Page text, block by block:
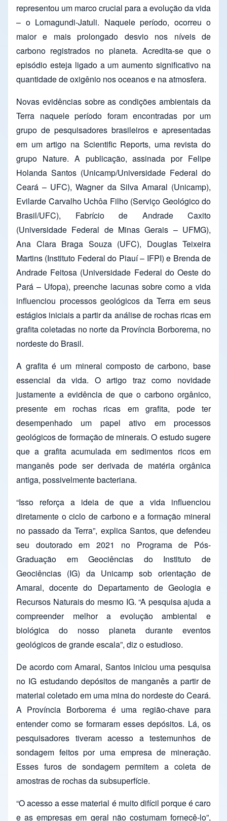
representou um marco crucial para a evolução da vida
– o Lomagundi-Jatuli. Naquele período, ocorreu o
maior e mais prolongado desvio nos níveis de
carbono registrados no planeta. Acredita-se que o
episódio esteja ligado a um aumento significativo na
quantidade de oxigênio nos oceanos e na atmosfera.
Novas evidências sobre as condições ambientais da
Terra naquele período foram encontradas por um
grupo de pesquisadores brasileiros e apresentadas
em um artigo na Scientific Reports, uma revista do
grupo Nature. A publicação, assinada por Felipe
Holanda Santos (Unicamp/Universidade Federal do
Ceará – UFC), Wagner da Silva Amaral (Unicamp),
Evilarde Carvalho Uchôa Filho (Serviço Geológico do
Brasil/UFC), Fabrício de Andrade Caxito
(Universidade Federal de Minas Gerais – UFMG),
Ana Clara Braga Souza (UFC), Douglas Teixeira
Martins (Instituto Federal do Piauí – IFPI) e Brenda de
Andrade Feitosa (Universidade Federal do Oeste do
Pará – Ufopa), preenche lacunas sobre como a vida
influenciou processos geológicos da Terra em seus
estágios iniciais a partir da análise de rochas ricas em
grafita coletadas no norte da Província Borborema, no
nordeste do Brasil.
A grafita é um mineral composto de carbono, base
essencial da vida. O artigo traz como novidade
justamente a evidência de que o carbono orgânico,
presente em rochas ricas em grafita, pode ter
desempenhado um papel ativo em processos
geológicos de formação de minerais. O estudo sugere
que a grafita acumulada em sedimentos ricos em
manganês pode ser derivada de matéria orgânica
antiga, possivelmente bacteriana.
“Isso reforça a ideia de que a vida influenciou
diretamente o ciclo de carbono e a formação mineral
no passado da Terra”, explica Santos, que defendeu
seu doutorado em 2021 no Programa de Pós-
Graduação em Geociências do Instituto de
Geociências (IG) da Unicamp sob orientação de
Amaral, docente do Departamento de Geologia e
Recursos Naturais do mesmo IG. “A pesquisa ajuda a
compreender melhor a evolução ambiental e
biológica do nosso planeta durante eventos
geológicos de grande escala”, diz o estudioso.
De acordo com Amaral, Santos iniciou uma pesquisa
no IG estudando depósitos de manganês a partir de
material coletado em uma mina do nordeste do Ceará.
A Província Borborema é uma região-chave para
entender como se formaram esses depósitos. Lá, os
pesquisadores tiveram acesso a testemunhos de
sondagem feitos por uma empresa de mineração.
Esses furos de sondagem permitem a coleta de
amostras de rochas da subsuperfície.
“O acesso a esse material é muito difícil porque é caro
e as empresas em geral não costumam fornecê-lo”,